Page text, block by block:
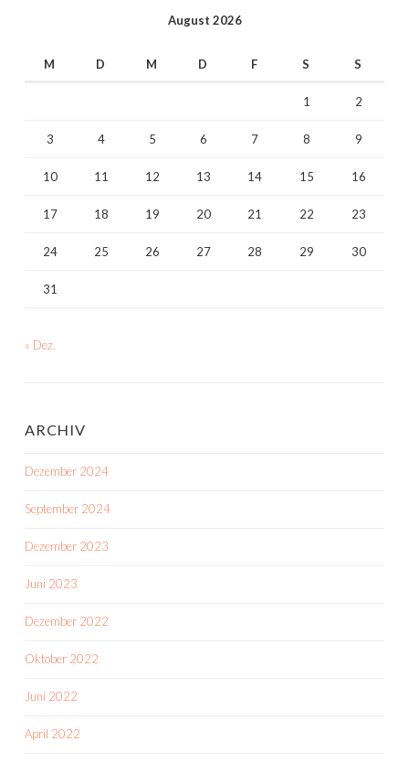
August 2026
M D M D F S S
1 2
3 4 5 6 7 8 9
10 11 12 13 14 15 16
17 18 19 20 21 22 23
24 25 26 27 28 29 30
31
« Dez.
ARCHIV
Dezember 2024
September 2024
Dezember 2023
Juni 2023
Dezember 2022
Oktober 2022
Juni 2022
April 2022